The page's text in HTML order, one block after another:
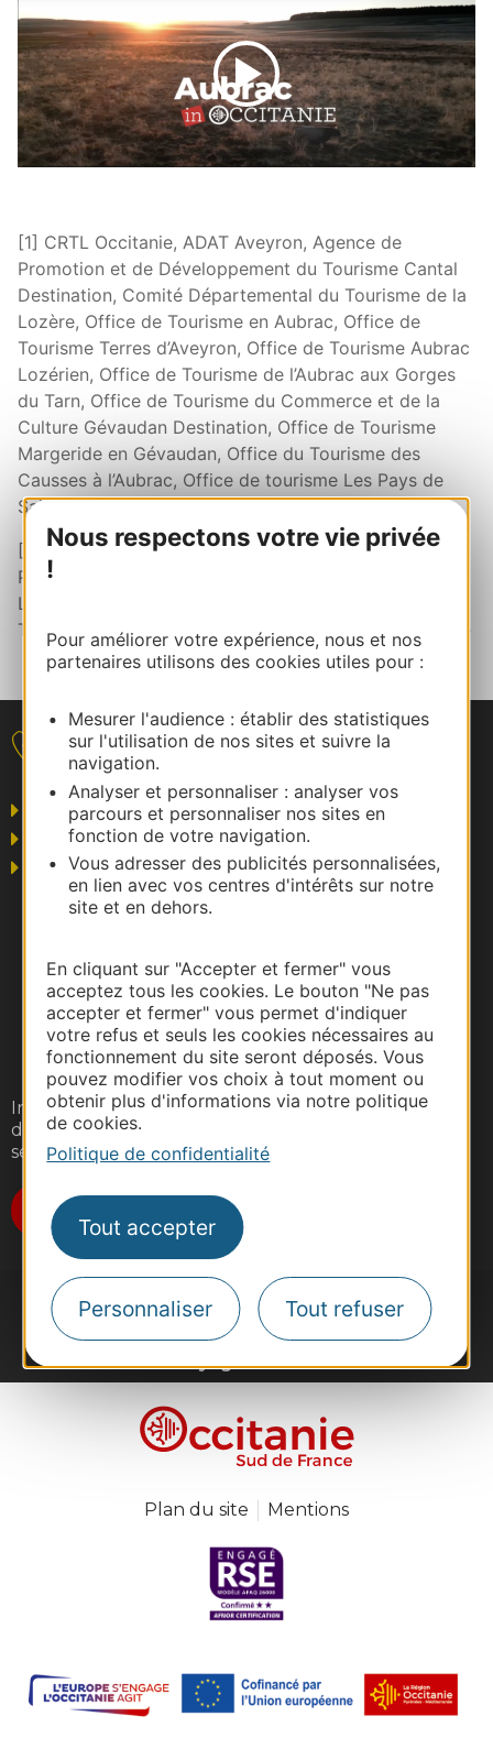
Nous respectons votre vie privée
!
Pour améliorer votre expérience, nous et nos
partenaires utilisons des cookies utiles pour :
Mesurer l'audience : établir des statistiques
sur l'utilisation de nos sites et suivre la
navigation.
Analyser et personnaliser : analyser vos
parcours et personnaliser nos sites en
fonction de votre navigation.
Vous adresser des publicités personnalisées,
en lien avec vos centres d'intérêts sur notre
site et en dehors.
En cliquant sur "Accepter et fermer" vous
acceptez tous les cookies. Le bouton "Ne pas
accepter et fermer" vous permet d'indiquer
votre refus et seuls les cookies nécessaires au
fonctionnement du site seront déposés. Vous
pouvez modifier vos choix à tout moment ou
obtenir plus d'informations via notre politique
de cookies.
Politique de confidentialité
Tout accepter
Personnaliser Tout refuser
[1] CRTL Occitanie, ADAT Aveyron, Agence de
Promotion et de Développement du Tourisme Cantal
Destination, Comité Départemental du Tourisme de la
Lozère, Office de Tourisme en Aubrac, Office de
Tourisme Terres d’Aveyron, Office de Tourisme Aubrac
Lozérien, Office de Tourisme de l’Aubrac aux Gorges
du Tarn, Office de Tourisme du Commerce et de la
Culture Gévaudan Destination, Office de Tourisme
Margeride en Gévaudan, Office du Tourisme des
Causses à l’Aubrac, Office de tourisme Les Pays de
Saint Flour et Parc Naturel Régional de l’Aubrac.
[2] Aubrac in Occitanie - L’Aude l’âme sud - Ariège
Pyrénées - Cévennes Côté soleil - Gard Tourisme -
Lozère Nouvelle Vie – Montpellier Méditerranée
Tourisme & Congrès - Sud Cévennes - Tarn Tourisme
Nous contacter
Grand public
Business/Mice
Pros du tourisme
Inscrivez-vous gratuitement à notre lettre
d'information pour recevoir nos suggestions de
séjours, de visites et de sorties.
Je m'abonne
#VoyageOccitanie
Plan du site Mentions